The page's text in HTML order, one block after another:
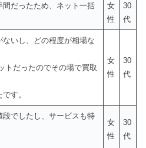
だったため、ネット一括
女
性
30
代
いし、どの程度が相場な
トだったのでその場で買取
す。
女
性
30
代
段でしたし、サービスも特
女
性
30
代